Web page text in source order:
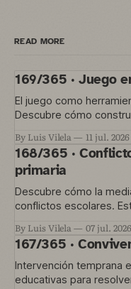
READ MORE
169/365 · Juego
El juego como
Descubre cómo
By Luis Vilela 11 jul. 2026
168/365 ·
primaria
Descubre cómo la
conflictos escolares.
By Luis Vilela 07 jul. 2026
167/365 ·
Intervención temprana
educativas para